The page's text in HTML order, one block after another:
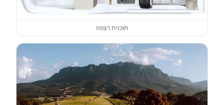
תוכנית רצפה